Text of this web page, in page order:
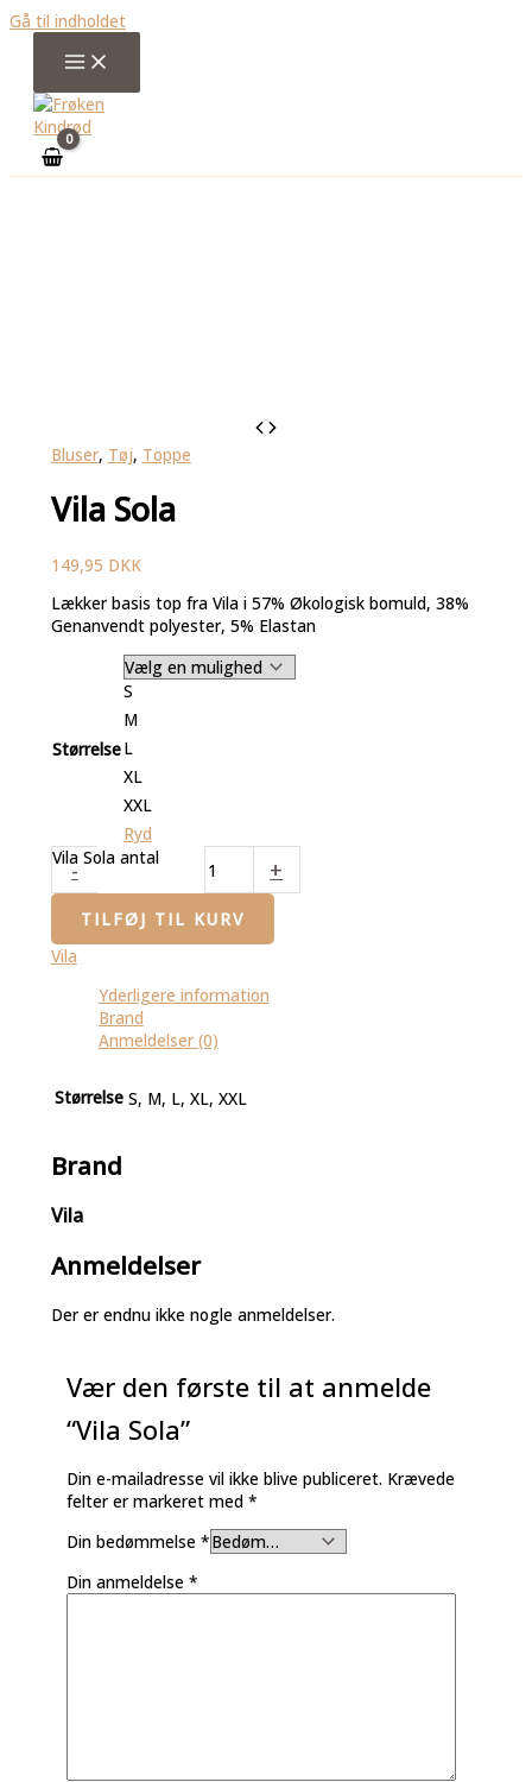
Gå til indholdet
Bluser, Tøj, Toppe
Vila Sola
149,95 DKK
Lækker basis top fra Vila i 57% Økologisk bomuld, 38%
Genanvendt polyester, 5% Elastan
Størrelse
S
M
L
XL
XXL
Ryd
-
Vila Sola antal +
TILFØJ TIL KURV
Vila
Yderligere information
Brand
Anmeldelser (0)
Størrelse S, M, L, XL, XXL
Brand
Vila
Anmeldelser
Der er endnu ikke nogle anmeldelser.
Vær den første til at anmelde
“Vila Sola”
Din e-mailadresse vil ikke blive publiceret. Krævede
felter er markeret med*
Din bedømmelse*
Din anmeldelse*